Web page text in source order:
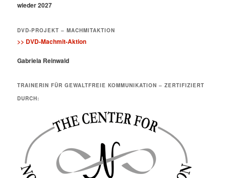
wieder 2027
DVD-PROJEKT – MACHMITAKTION
>> DVD-Machmit-Aktion
Gabriela Reinwald
TRAINERIN FÜR GEWALTFREIE KOMMUNIKATION – ZERTIFIZIERT
DURCH: